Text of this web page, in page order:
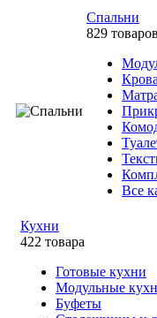
Спальни
829 товаров
Все
Кухни
422 товара
Готовые кухни
Модульные
Буфеты